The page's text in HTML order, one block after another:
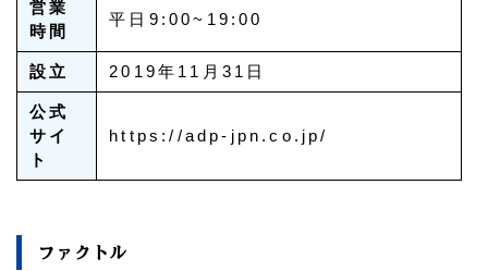
営業
時間
平日9:00~19:00
設立 2019年11月31日
公式
サイ
ト
https://adp-jpn.co.jp/
ファクトル